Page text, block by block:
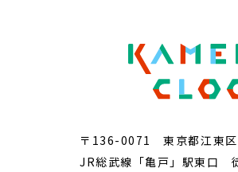
〒136-0071 東京都江東区
JR総武線「亀戸」駅東口